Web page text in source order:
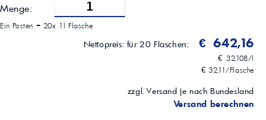
Erscheinungsbild
Hell und klar (B&C)
Freigabestand
Menge:
Ein Posten = 20x 1l Flasche
Nettopreis: für 20 Flaschen: € 642,16
€ 32,108/l
€ 32,11/Flasche
zzgl. Versand je nach Bundesland
Versand berechnen